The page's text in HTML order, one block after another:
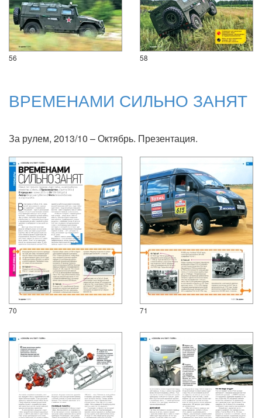
56 58
ВРЕМЕНАМИ СИЛЬНО ЗАНЯТ
За рулем, 2013/10 – Октябрь. Презентация.
70 71